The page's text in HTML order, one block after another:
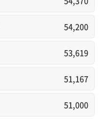
54,200
53,619
51,167
51,000